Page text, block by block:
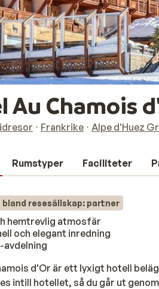
Au Chamois
Frankrike Alpe d'Huez
Rumstyper Faciliteter
resesällskap: partner
hemtrevlig atmosfär
och elegant inredning
avdelning
d'Or är ett lyxigt hotell
intill hotellet, så du går ut